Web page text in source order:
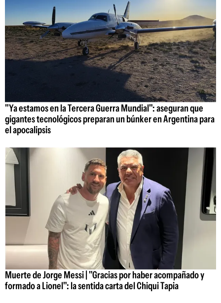
"Ya estamos en la Tercera Guerra Mundial": aseguran que
gigantes tecnológicos preparan un búnker en Argentina para
el apocalipsis
Muerte de Jorge Messi | "Gracias por haber acompañado y
formado a Lionel": la sentida carta del Chiqui Tapia